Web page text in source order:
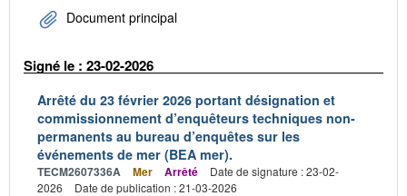
Document principal
Signé le : 23-02-2026
Arrêté du 23 février 2026 portant désignation et
commissionnement d’enquêteurs techniques non-
permanents au bureau d’enquêtes sur les
événements de mer (BEA mer).
TECM2607336A Mer Arrêté
Date de signature : 23-02-
2026
Date de publication : 21-03-2026